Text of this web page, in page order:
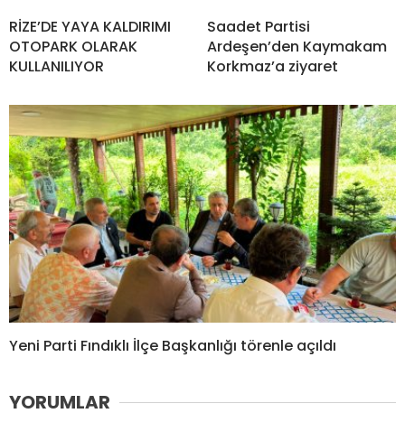
RİZE’DE YAYA KALDIRIMI
OTOPARK OLARAK
KULLANILIYOR
Saadet Partisi
Ardeşen’den Kaymakam
Korkmaz’a ziyaret
Yeni Parti Fındıklı İlçe Başkanlığı törenle açıldı
YORUMLAR